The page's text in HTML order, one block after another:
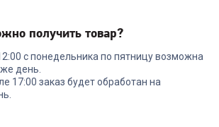
+68 бонусов
2 299₽
получить товар?
с понедельника по пятницу возможна
день.
17:00 заказ будет обработан на